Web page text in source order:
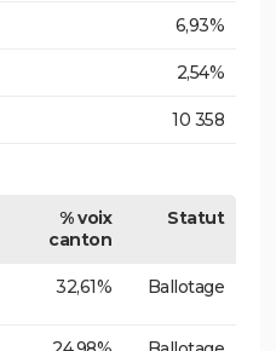
6,93%
2,54%
10 358
% voix
canton
Statut
32,61% Ballotage